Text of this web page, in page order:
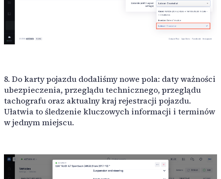
8. Do karty pojazdu dodaliśmy nowe pola: daty ważności
ubezpieczenia, przeglądu technicznego, przeglądu
tachografu oraz aktualny kraj rejestracji pojazdu.
Ułatwia to śledzenie kluczowych informacji i terminów
w jednym miejscu.